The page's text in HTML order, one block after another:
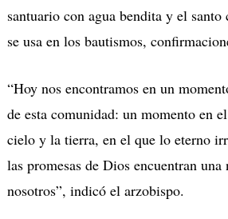
santuario con agua bendita y el
se usa en los bautismos,
“Hoy nos encontramos en un
de esta comunidad: un momento en
cielo y la tierra, en el que lo eterno
las promesas de Dios encuentran una
nosotros”, indicóel arzobispo.